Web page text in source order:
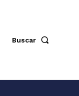
Buscar